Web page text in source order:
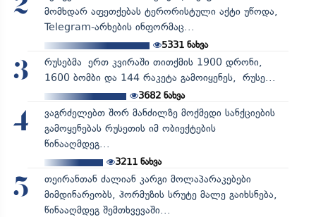
2
მომხდარ აფეთქებას ტერორისტული აქტი უწოდა,
Telegram-არხების ინფორმაც...
5331ნახვა
3
რუსებმა ერთ კვირაში თითქმის 1900 დრონი,
1600 ბომბი და 144 რაკეტა გამოიყენეს, რუსე...
3682ნახვა
4
ვაგრძელებთ შორ მანძილზე მოქმედი სანქციების
გამოყენებას რუსეთის იმ ობიექტების
წინააღმდეგ...
3211ნახვა
5
თეირანთან ძალიან კარგი მოლაპარაკებები
მიმდინარეობს, ჰორმუზის სრუტე მალე გაიხსნება,
წინააღმდეგ შემთხვევაში...